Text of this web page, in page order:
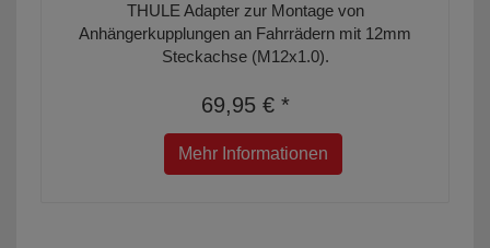
THULE Adapter zur Montage von
Anhängerkupplungen an Fahrrädern mit 12mm
Steckachse (M12x1.0).
69,95 € *
Mehr Informationen